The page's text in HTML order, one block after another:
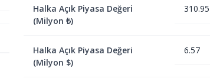
Halka Açık Piyasa Değeri
(Milyon ₺)
310.95
Halka Açık Piyasa Değeri
(Milyon $)
6.57